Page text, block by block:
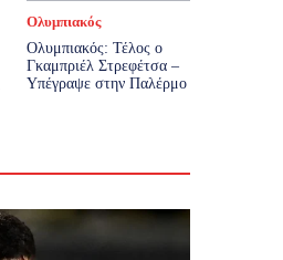
Ολυμπιακός
Ολυμπιακός: Τέλος ο
Γκαμπριέλ Στρεφέτσα –
Υπέγραψε στην Παλέρμο